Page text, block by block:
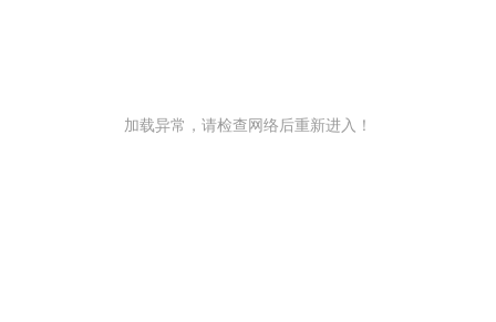
加载异常，请检查网络后重新进入！